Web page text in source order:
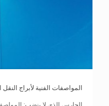
المواصفات الفنية لأبراج النقل